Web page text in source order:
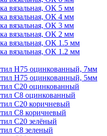
вязальная, ОК 5 мм
вязальная, ОК 4 мм
вязальная, ОК 3 мм
вязальная, ОК 2 мм
вязальная, ОК 1.5 мм
вязальная, ОК 1.2 мм
H75 оцинкованный, 7мм
H75 оцинкованный, 5мм
С20 оцинкованный
С8 оцинкованный
С20 коричневый
С8 коричневый
С20 зелёный
С8 зеленый